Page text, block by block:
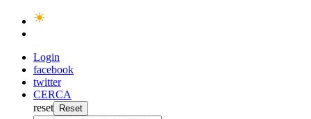
Login
facebook
twitter
CERCA
reset